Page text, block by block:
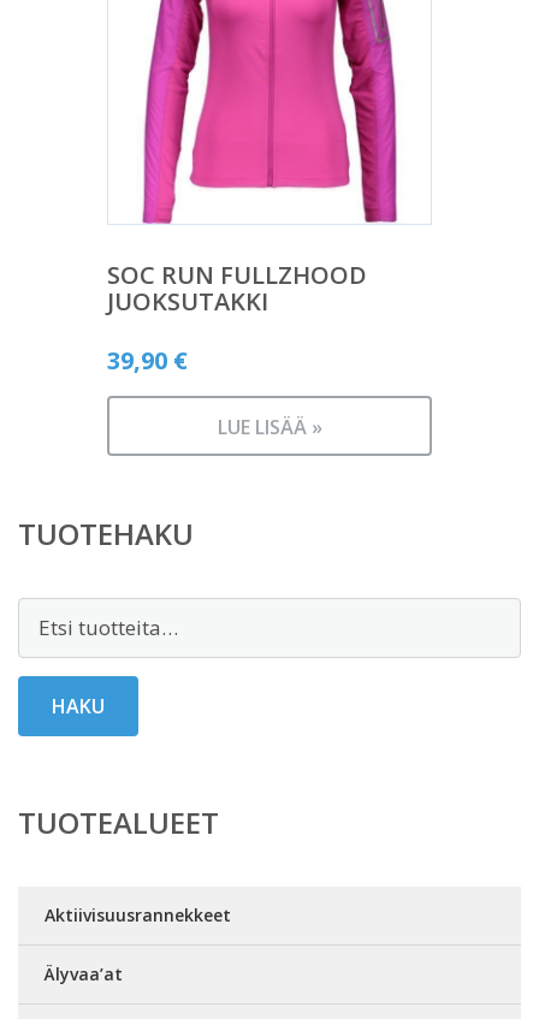
SOC RUN FULLZHOOD
JUOKSUTAKKI
39,90 €
LUE LISÄÄ »
TUOTEHAKU
Etsi:
HAKU
TUOTEALUEET
Aktiivisuusrannekkeet
Älyvaa’at